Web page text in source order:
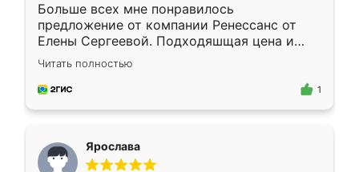
Больше всех мне понравилось
предложение от компании Ренессанс от
Елены Сергеевой. Подходяшщая цена и
короткие сроки изготовления. Приехавший
для замера сотрудник Владислав
предложил по моему эскизу самый
Читать полностью
1
Ярослава